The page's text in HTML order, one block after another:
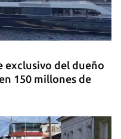
exclusivo del dueño
150 millones de